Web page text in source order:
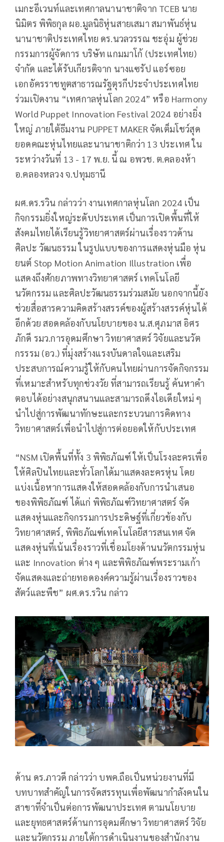
เมกะอีเวนท์และเทศกาลนานาชาติจาก TCEB นาย
นิมิตร พิพิธกุล ผอ.มูลนิธิหุ่นสายเสมา สมาพันธ์หุ่น
นานาชาติประเทศไทย ดร.นวลวรรณ ชะอุ่ม ผู้ช่วย
กรรมการผู้จัดการ บริษัท แกมมาโก้ (ประเทศไทย)
จำกัด และได้รับเกียรติจาก นางแซรัป แอร์ซอย
เอกอัครราชทูตสาธารณรัฐตุรกีประจำประเทศไทย
ร่วมเปิดงาน “เทศกาลหุ่นโลก 2024” หรือ Harmony
World Puppet Innovation Festival 2024 อย่างยิ่ง
ใหญ่ ภายใต้ธีมงาน PUPPET MAKER จัดเต็มโชว์สุด
ยอดคณะหุ่นไทยและนานาชาติกว่า 13 ประเทศ ใน
ระหว่างวันที่ 13 - 17 พ.ย. นี้ ณ อพวช. ต.คลองห้า
อ.คลองหลวง จ.ปทุมธานี
ผศ.ดร.รวิน กล่าวว่า งานเทศกาลหุ่นโลก 2024 เป็น
กิจกรรมยิ่งใหญ่ระดับประเทศ เป็นการเปิดพื้นที่ให้
สังคมไทยได้เรียนรู้วิทยาศาสตร์ผ่านเรื่องราวด้าน
ศิลปะ วัฒนธรรม ในรูปแบบของการแสดงหุ่นมือ หุ่น
ยนต์ Stop Motion Animation Illustration เพื่อ
แสดงถึงศักยภาพทางวิทยาศาสตร์ เทคโนโลยี
นวัตกรรม และศิลปะวัฒนธรรมร่วมสมัย นอกจากนี้ยัง
ช่วยสื่อสารความคิดสร้างสรรค์ของผู้สร้างสรรค์หุ่นได้
อีกด้วย สอดคล้องกับนโยบายของ น.ส.ศุภมาส อิศร
ภักดี รมว.การอุดมศึกษา วิทยาศาสตร์ วิจัยและนวัต
กรรรม (อว.) ที่มุ่งสร้างแรงบันดาลใจและเสริม
ประสบการณ์ความรู้ให้กับคนไทยผ่านการจัดกิจกรรม
ที่เหมาะสำหรับทุกช่วงวัย ที่สามารถเรียนรู้ ค้นหาคำ
ตอบได้อย่างสนุกสนานและสามารถดึงไอเดียใหม่ ๆ
นำไปสู่การพัฒนาทักษะและกระบวนการคิดทาง
วิทยาศาสตร์เพื่อนำไปสู่การต่อยอดให้กับประเทศ
“NSM เปิดพื้นที่ทั้ง 3 พิพิธภัณฑ์ ให้เป็นโรงละครเพื่อ
ให้ศิลปินไทยและทั่วโลกได้มาแสดงละครหุ่น โดย
แบ่งเนื้อหาการแสดงให้สอดคล้องกับการนำเสนอ
ของพิพิธภัณฑ์ ได้แก่ พิพิธภัณฑ์วิทยาศาสตร์ จัด
แสดงหุ่นและกิจกรรมการประดิษฐ์ที่เกี่ยวข้องกับ
วิทยาศาสตร์, พิพิธภัณฑ์เทคโนโลยีสารสนเทศ จัด
แสดงหุ่นที่เน้นเรื่องราวที่เชื่อมโยงด้านนวัตกรรมหุ่น
และ Innovation ต่าง ๆ และพิพิธภัณฑ์พระรามเก้า
จัดแสดงและถ่ายทอดองค์ความรู้ผ่านเรื่องราวของ
สัตว์และพืช” ผศ.ดร.รวิน กล่าว
ด้าน ดร.ภาวดี กล่าวว่า บพค.ถือเป็นหน่วยงานที่มี
บทบาทสำคัญในการจัดสรรทุนเพื่อพัฒนากำลังคนใน
สาขาที่จำเป็นต่อการพัฒนาประเทศ ตามนโยบาย
และยุทธศาสตร์ด้านการอุดมศึกษา วิทยาศาสตร์ วิจัย
และนวัตกรรม ภายใต้การดำเนินงานของสำนักงาน